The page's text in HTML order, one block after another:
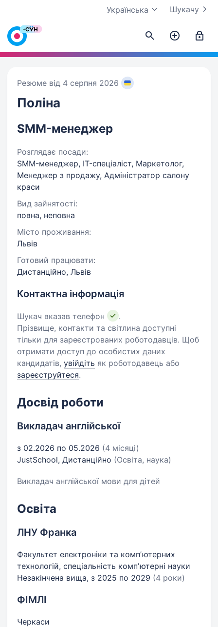
Шукачу
Українська
Резюме від 4 серпня 2026
Поліна
SMM-менеджер
Розглядає посади:
SMM-менеджер, IT-спеціаліст, Маркетолог,
Менеджер з продажу, Адміністратор салону
краси
Вид зайнятості:
повна, неповна
Місто проживання:
Львів
Готовий працювати:
Дистанційно, Львів
Контактна інформація
Шукач вказав телефон
.
Прізвище, контакти та світлина доступні
тільки для зареєстрованих роботодавців. Щоб
отримати доступ до особистих даних
кандидатів, увійдіть як роботодавець або
зареєструйтеся.
Досвід роботи
Викладач англійської
з 02.2026 по 05.2026 (4 місяці)
JustSchool, Дистанційно (Освіта, наука)
Викладач англійської мови для дітей
Освіта
ЛНУ Франка
Факультет електроніки та компʼютерних
технологій, спеціальність компʼютерні науки
Незакінчена вища, з 2025 по 2029 (4 роки)
ФІМЛІ
Черкаси